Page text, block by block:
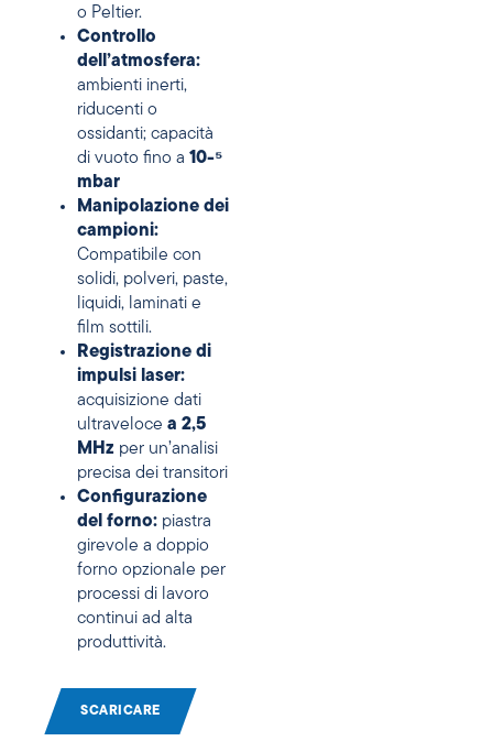
o Peltier.
Controllo
dell’atmosfera:
ambienti inerti,
riducenti o
ossidanti; capacità
di vuoto fino a 10-⁵
mbar
Manipolazione dei
campioni:
Compatibile con
solidi, polveri, paste,
liquidi, laminati e
film sottili.
Registrazione di
impulsi laser:
acquisizione dati
ultraveloce a 2,5
MHz per un’analisi
precisa dei transitori
Configurazione
del forno: piastra
girevole a doppio
forno opzionale per
processi di lavoro
continui ad alta
produttività.
SCARICARE